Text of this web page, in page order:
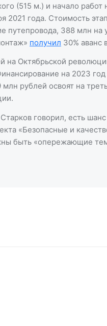
(515 м.) и начало
года. Стоимость
путепровода, 388 млн на
получил 30% аванс
на Октябрьской
на 2023
рублей освоят на
говорил, есть
«Безопасные и
быть «опережающие